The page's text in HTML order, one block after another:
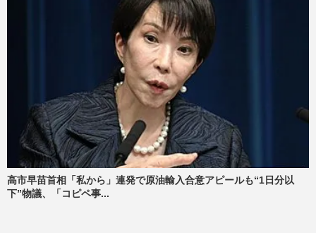
高市早苗首相「私から」連発で原油輸入合意アピールも“1日分以
下”物議、「コピペ事...